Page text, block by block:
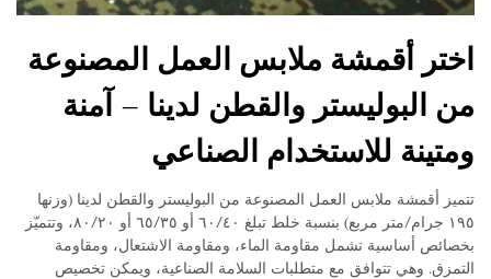
اختر أقمشة ملابس العمل المصنوعة
من البوليستر والقطن لدينا – آمنة
ومتينة للاستخدام الصناعي
تتميز أقمشة ملابس العمل المصنوعة من البوليستر والقطن لدينا (وزنها
١٩٥ جرام/متر مربع) بنسبة خلط تبلغ ٦٠/٤٠ أو ٦٥/٣٥ أو ٨٠/٢٠، وتتميّز
بخصائص أساسية تشمل مقاومة الماء، ومقاومة الاشتعال، ومقاومة
التمزق. وهي تتوافق مع متطلبات السلامة الصناعية، ويمكن تخصيص